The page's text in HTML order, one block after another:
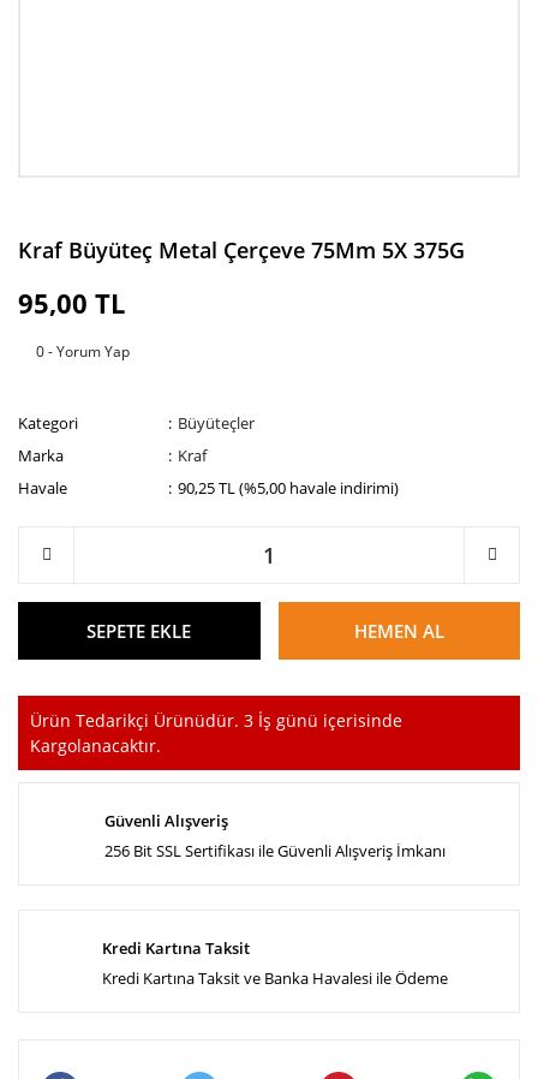
Kraf Büyüteç Metal Çerçeve 75Mm 5X 375G
95,00 TL
0 - Yorum Yap
Kategori
Büyüteçler
Marka
Kraf
Havale
90,25 TL (%5,00 havale indirimi)
SEPETE EKLE HEMEN AL
Ürün Tedarikçi Ürünüdür. 3 İş günü içerisinde
Kargolanacaktır.
Güvenli Alışveriş
256 Bit SSL Sertifikası ile Güvenli Alışveriş İmkanı
Kredi Kartına Taksit
Kredi Kartına Taksit ve Banka Havalesi ile Ödeme